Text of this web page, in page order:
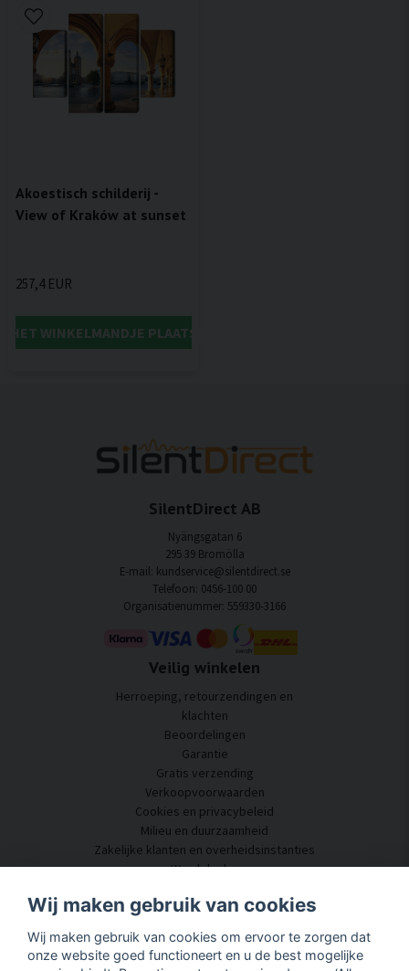
Akoestisch schilderij -
View of Kraków at sunset
257,4 EUR
HET WINKELMANDJE PLAATSEN
SilentDirect AB
Nyängsgatan 6
295 39 Bromölla
E-mail: kundservice@silentdirect.se
Telefoon: 0456-100 00
Organisatienummer: 559330-3166
Veilig winkelen
Herroeping, retourzendingen en
klachten
Beoordelingen
Garantie
Gratis verzending
Verkoopvoorwaarden
Cookies en privacybeleid
Milieu en duurzaamheid
Zakelijke klanten en overheidsinstanties
Word dealer
Klantenservice
Neem contact met ons op
Akoestisch advies
Wij maken gebruik van cookies
Wij maken gebruik van cookies om ervoor te zorgen dat
onze website goed functioneert en u de best mogelijke